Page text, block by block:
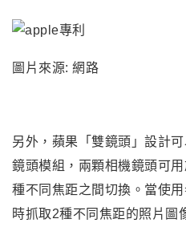
圖片來源: 網路
另外， 蘋果「雙鏡頭」設計
鏡頭模組，兩顆相機鏡頭可
種不同焦距之間切換。當使
時抓取2種不同焦距的照片圖